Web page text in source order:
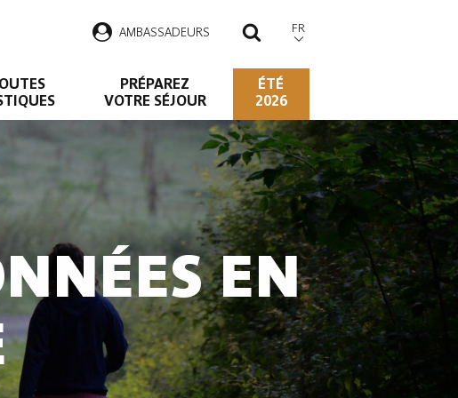
AMBASSADEURS RECHERCHER
FR
PRÉPAREZ
VOTRE SÉJOUR
ÉTÉ
2026
EN